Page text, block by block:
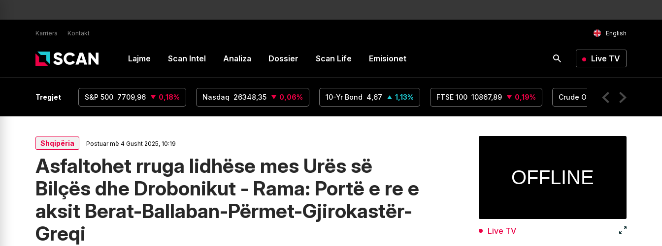
Karriera Kontakt English
Lajme Scan Intel Analiza Dossier Scan Life Emisionet Live TV
Tregjet
1,15 0% S&P 500 7709,96 0,18% Nasdaq 26348,35 0,06% 10-Yr Bond 4,67 1,13% FTSE 100 10867,89 0,19% Crude Oil 78,1 1,04
Shqipëria Postuar më 4 Gusht 2025, 10:19
Asfaltohet rruga lidhëse mes Urës së
Bilçës dhe Drobonikut - Rama: Portë e re e
aksit Berat-Ballaban-Përmet-Gjirokastër-
Greqi
Live TV